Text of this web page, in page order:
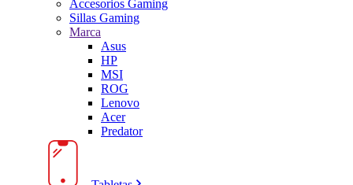
Accesorios Gaming
Sillas Gaming
Marca
Asus
HP
MSI
ROG
Lenovo
Acer
Predator